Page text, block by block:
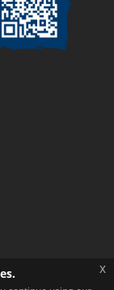
x